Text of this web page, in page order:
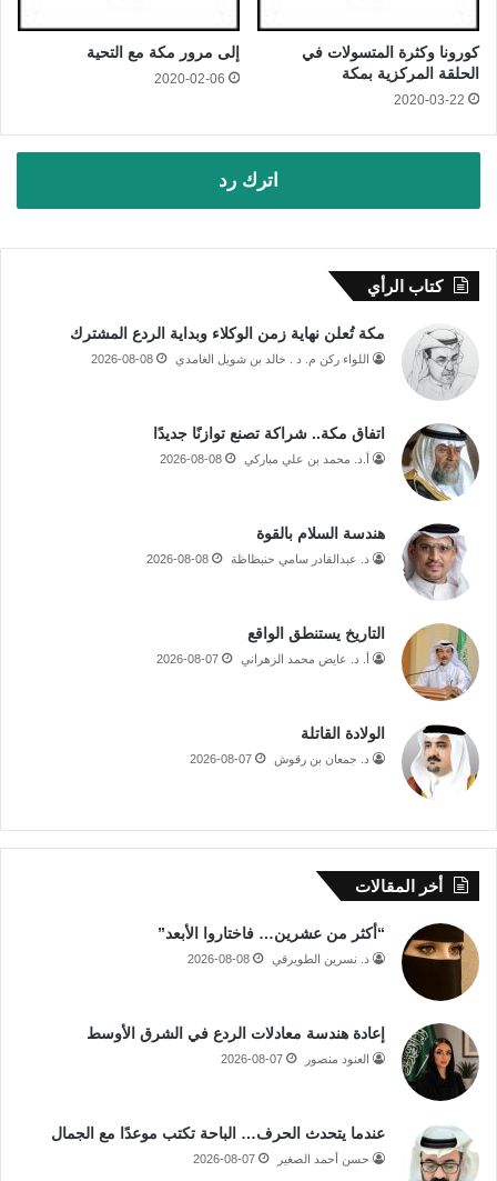
كورونا وكثرة المتسولات في
الحلقة المركزية بمكة
2020-03-22
إلى مرور مكة مع التحية
2020-02-06
اترك رد
كتاب الرأي
مكة تُعلن نهاية زمن الوكلاء وبداية الردع المشترك
اللواء ركن م. د . خالد بن شويل الغامدي 2026-08-08
اتفاق مكة.. شراكة تصنع توازنًا جديدًا
أ.د. محمد بن علي مباركي 2026-08-08
هندسة السلام بالقوة
د. عبدالقادر سامي حنبظاظة 2026-08-08
التاريخ يستنطق الواقع
أ. د. عايض محمد الزهراني 2026-08-07
الولادة القاتلة
د. جمعان بن رقوش 2026-08-07
أخر المقالات
“أكثر من عشرين… فاختاروا الأبعد”
د. نسرين الطويرقي 2026-08-08
إعادة هندسة معادلات الردع في الشرق الأوسط
العنود منصور 2026-08-07
عندما يتحدث الحرف… الباحة تكتب موعدًا مع الجمال
حسن أحمد الصغير 2026-08-07